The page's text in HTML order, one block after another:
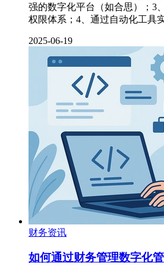
强的数字化平台（如合思）；3
权限体系；4、通过自动化工具
2025-06-19
财务资讯
如何通过财务管理数字化